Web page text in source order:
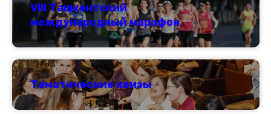
VIII Ташкентский
международный марафон
Тематические квизы